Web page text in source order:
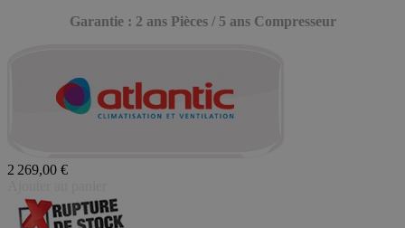
Garantie : 2 ans Pièces / 5 ans Compresseur
2 269,00 €